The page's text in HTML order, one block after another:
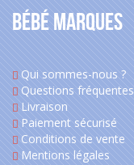
Bébé Marques
Qui sommes-nous ?
Questions fréquentes
Livraison
Paiement sécurisé
Conditions de vente
Mentions légales